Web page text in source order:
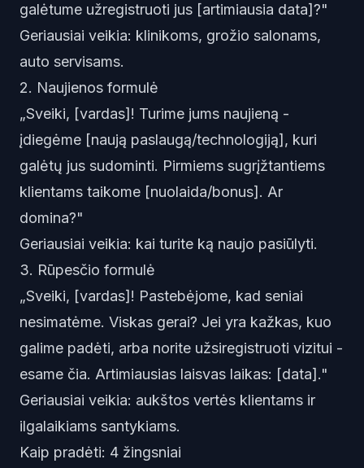
galėtume užregistruoti jus [artimiausia data]?"
Geriausiai veikia: klinikoms, grožio salonams,
auto servisams.
2. Naujienos formulė
„Sveiki, [vardas]! Turime jums naujieną -
įdiegėme [naują paslaugą/technologiją], kuri
galėtų jus sudominti. Pirmiems sugrįžtantiems
klientams taikome [nuolaida/bonus]. Ar
domina?"
Geriausiai veikia: kai turite ką naujo pasiūlyti.
3. Rūpesčio formulė
„Sveiki, [vardas]! Pastebėjome, kad seniai
nesimatėme. Viskas gerai? Jei yra kažkas, kuo
galime padėti, arba norite užsiregistruoti vizitui -
esame čia. Artimiausias laisvas laikas: [data]."
Geriausiai veikia: aukštos vertės klientams ir
ilgalaikiams santykiams.
Kaip pradėti: 4 žingsniai